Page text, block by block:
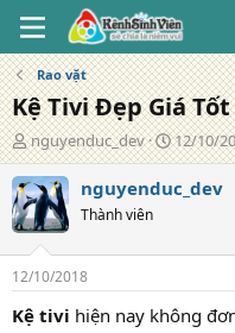
Rao vặt
Kệ Tivi Đẹp Giá Tốt
T
á
c
g
i
ả
nguyenduc_dev
N
g
à
g
12/10/
nguyenduc_dev
Thành viên
12/10/2018
Kệ tivi hiện nay không